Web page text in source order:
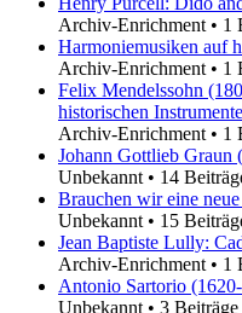
Archiv-Enrichment • 1
Harmoniemusiken auf
Archiv-Enrichment • 1
Felix Mendelssohn
historischen
Archiv-Enrichment • 1
Johann Gottlieb Graun
Unbekannt • 14
Brauchen wir eine
Unbekannt • 15
Jean Baptiste Lully:
Archiv-Enrichment • 1
Antonio Sartorio
Unbekannt • 3 Beiträge